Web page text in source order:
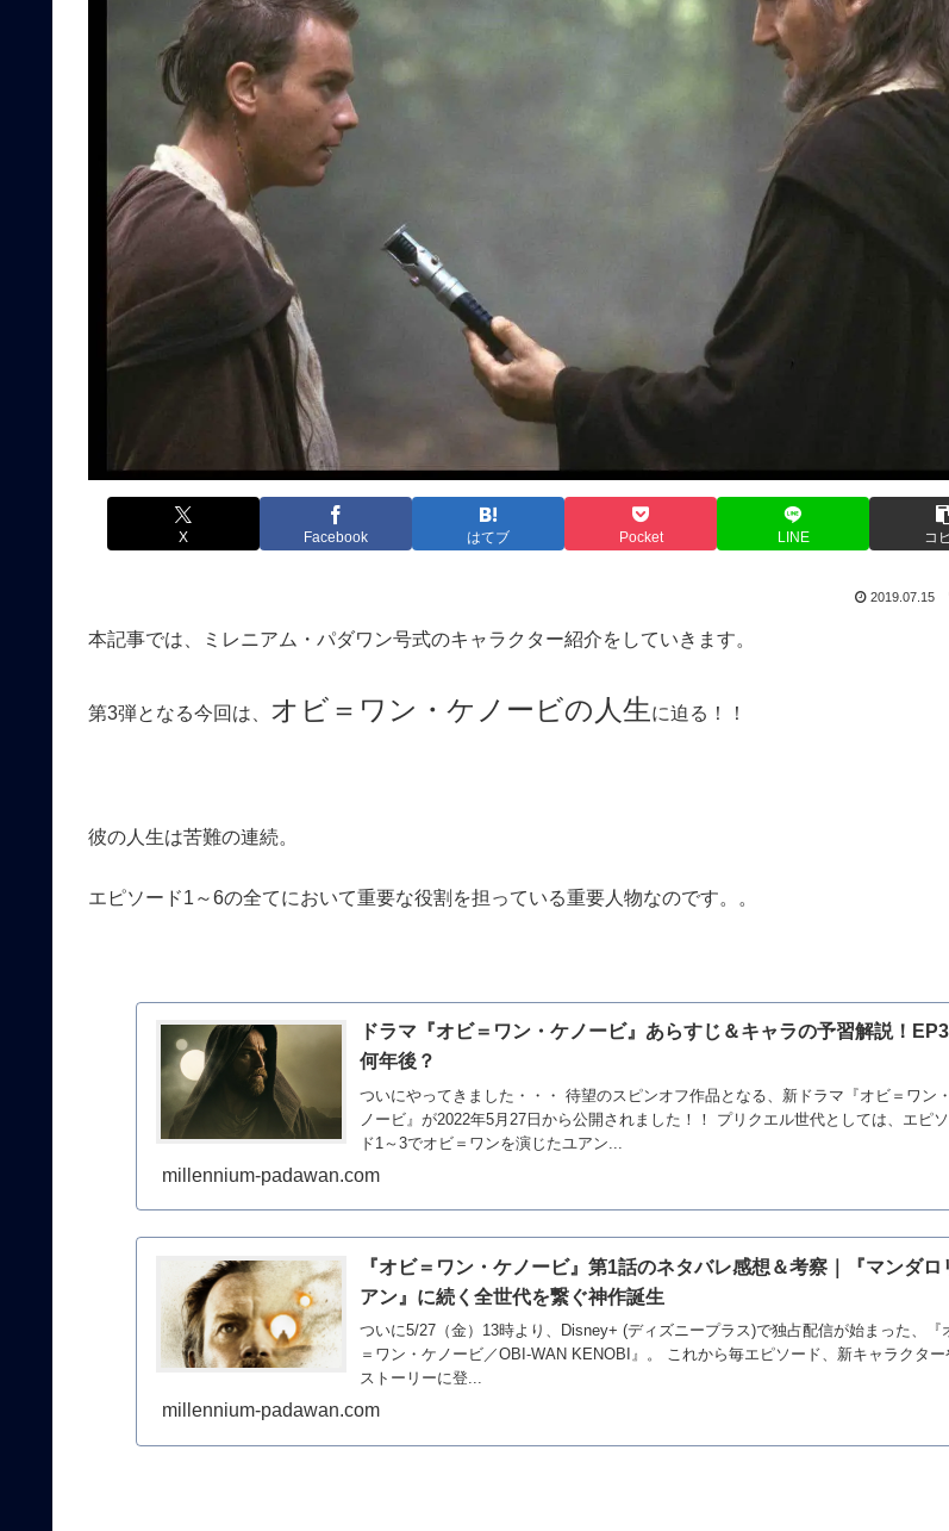
X Facebook はてブ Pocket LINE コ
2019.07.15
本記事では、ミレニアム・パダワン号式のキャラクター紹介をしていきます。
第3弾となる今回は、 オビ＝ワン・ケノービの人生に迫る！！
彼の人生は苦難の連続。
エピソード1～6の全てにおいて重要な役割を担っている重要人物なのです。。
ドラマ『オビ＝ワン・ケノービ』あらすじ＆キャラの予習解説！
何年後？
ついにやってきました・・・ 待望のスピンオフ作品となる、新ドラマ『オビ＝ワン
ノービ』が2022年5月27日から公開されました！！ プリクエル世代としては、エピ
ド1～3でオビ＝ワンを演じたユアン...
millennium-padawan.com
『オビ＝ワン・ケノービ』第1話のネタバレ感想＆考察｜『マンダロ
アン』に続く全世代を繋ぐ神作誕生
ついに5/27（金）13時より、Disney+ (ディズニープラス)で独占配信が始まった、『
＝ワン・ケノービ／OBI-WAN KENOBI』。 これから毎エピソード、新キャラクター
ストーリーに登...
millennium-padawan.com